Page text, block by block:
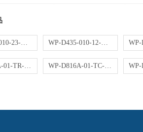
WP-D435-010-23-NN操作器 WP-D435-010-12-NN操作器
WP-D816A-01-TR-HL控制仪 WP-D816A-01-TC-HL控制仪